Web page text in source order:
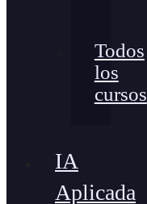
Todos
los
cursos
IA
Aplicada